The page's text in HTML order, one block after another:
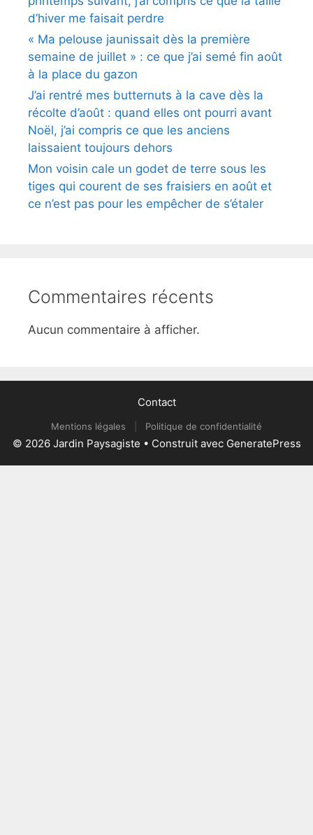
d’hiver me faisait perdre
« Ma pelouse jaunissait dès la première
semaine de juillet » : ce que j’ai semé fin août
à la place du gazon
J’ai rentré mes butternuts à la cave dès la
récolte d’août : quand elles ont pourri avant
Noël, j’ai compris ce que les anciens
laissaient toujours dehors
Mon voisin cale un godet de terre sous les
tiges qui courent de ses fraisiers en août et
ce n’est pas pour les empêcher de s’étaler
Commentaires récents
Aucun commentaire à afficher.
Contact
Mentions légales Politique de confidentialité
© 2026 Jardin Paysagiste • Construit avec GeneratePress